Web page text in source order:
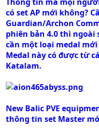
có set AP mới không?
Guardian/Archon
phiên bản 4.0 thì ngoài
cần một loại medal
Medal này có được từ
Katalam.
New Balic PVE
thông tin set Master